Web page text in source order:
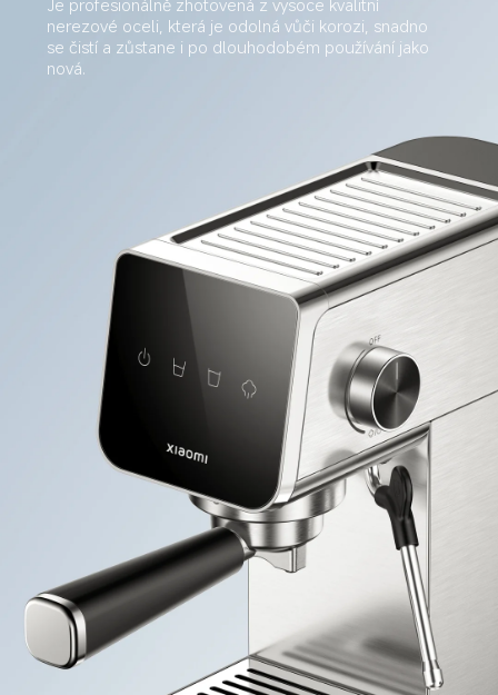
nerezové oceli, která je odolná vůči korozi, snadno
se čistí a zůstane i po dlouhodobém používání jako
nová.